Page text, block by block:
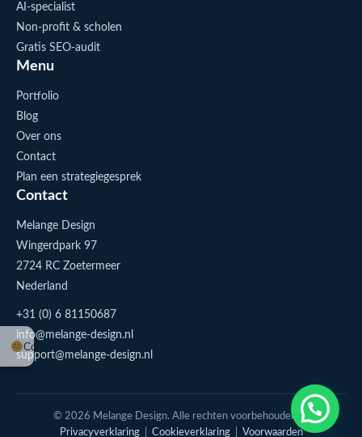
Cookie-instellingen
Stuur me een appje
AI-specialist
Non-profit & scholen
Gratis SEO-audit
Menu
Portfolio
Blog
Over ons
Contact
Plan een strategiegesprek
Contact
Melange Design
Wingerdpark 97
2724 RC Zoetermeer
Nederland
+31 (0) 6 81150687
info@melange-design.nl
support@melange-design.nl
© 2026 Melange Design. Alle rechten voorbehouden. |
Privacyverklaring| Cookieverklaring| Voorwaarden